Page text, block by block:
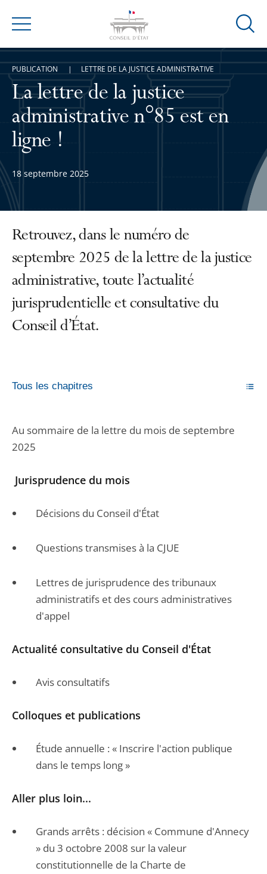
Menu
Ouvrir
de
La lettre de la justice
administrative n°85 est en
ligne !
18 septembre 2025
PUBLICATION LETTRE DE LA JUSTICE ADMINISTRATIVE
Retrouvez, dans le numéro de
septembre 2025 de la lettre de la justice
administrative, toute l’actualité
jurisprudentielle et consultative du
Conseil d’État.
Tous les chapitres
Au sommaire de la lettre du mois de septembre
2025
Jurisprudence du mois
Décisions du Conseil d'État
Questions transmises à la CJUE
Lettres de jurisprudence des tribunaux
administratifs et des cours administratives
d'appel
Actualité consultative du Conseil d'État
Avis consultatifs
Colloques et publications
Étude annuelle : « Inscrire l'action publique
dans le temps long »
Aller plus loin...
Grands arrêts : décision « Commune d'Annecy
» du 3 octobre 2008 sur la valeur
constitutionnelle de la Charte de